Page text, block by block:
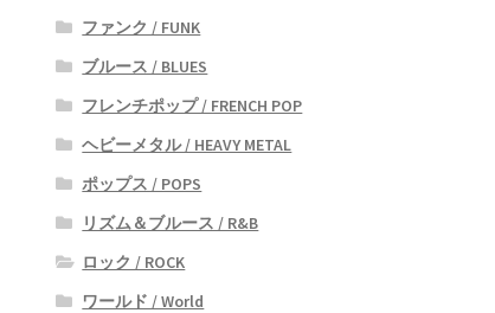
ファンク / FUNK
ブルース / BLUES
フレンチポップ / FRENCH POP
ヘビーメタル / HEAVY METAL
ポップス / POPS
リズム＆ブルース / R&B
ロック / ROCK
ワールド / World